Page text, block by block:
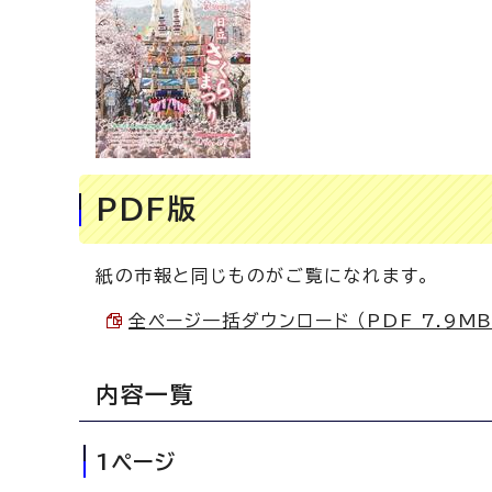
PDF版
紙の市報と同じものがご覧になれます。
全ページ一括ダウンロード （PDF 7.9MB
内容一覧
1ページ